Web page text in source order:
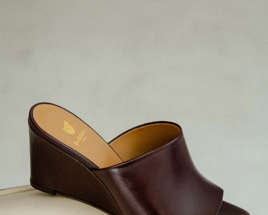
PRÉCOMMANDER